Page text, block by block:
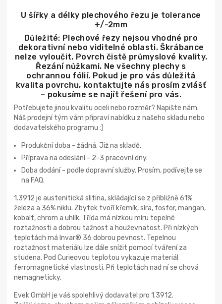
U šířky a délky plechového řezu je tolerance
+/-2mm
Důležité: Plechové řezy nejsou vhodné pro
dekorativní nebo viditelné oblasti. Škrábance
nelze vyloučit. Povrch čistě průmyslové kvality.
Řezání nůžkami. Ne všechny plechy s
ochrannou fólií. Pokud je pro vás důležitá
kvalita povrchu, kontaktujte nás prosím zvlášť
– pokusíme se najít řešení pro vás.
Potřebujete jinou kvalitu oceli nebo rozměr? Napište nám.
Náš prodejní tým vám připraví nabídku z našeho skladu nebo
dodavatelského programu :)
Produkční doba - žádná. Již na skladě.
Příprava na odeslání - 2-3 pracovní dny.
Doba dodání - podle dopravní služby. Prosím, podívejte se
na FAQ.
1.3912 je austenitická slitina, skládající se z přibližně 61%
železa a 36% niklu. Zbytek tvoří křemík, síra, fosfor, mangan,
kobalt, chrom a uhlík. Třída má nízkou míru tepelné
roztažnosti a dobrou tažnost a houževnatost. Při nízkých
teplotách má Invar® 36 dobrou pevnost. Tepelnou
roztažnost materiálu lze dále snížit pomocí tváření za
studena. Pod Curieovou teplotou vykazuje materiál
ferromagnetické vlastnosti. Při teplotách nad ní se chová
nemagneticky.
Evek GmbH je váš spolehlivý dodavatel pro 1.3912.